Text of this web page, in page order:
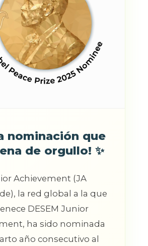
nominación que
de orgullo! ✨
Achievement (JA
la red global a la que
DESEM Junior
ha sido nominada
año consecutivo al